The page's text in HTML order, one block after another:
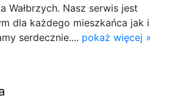
Wałbrzych. Nasz serwis jest
dla każdego mieszkańca jak i
serdecznie.... pokaż więcej »